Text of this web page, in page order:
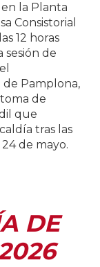
en la Planta
Consistorial
12 horas
de
Pamplona,
de
que
tras las
de mayo.
DE